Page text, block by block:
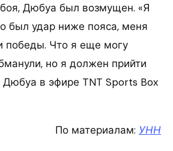
Дюбуа был возмущен. «Я
был удар ниже пояса, меня
победы. Что я еще могу
но я должен прийти
Дюбуа в эфире TNT Sports Box
По материалам: УНН